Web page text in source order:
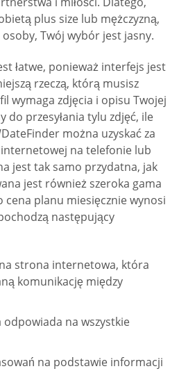
plus size lub mężczyzną,
Twój wybór jest jasny.
łatwe, ponieważ interfejs jest
rzeczą, którą musisz
wymaga zdjęcia i opisu Twojej
do przesyłania tylu zdjęć, ile
można uzyskać za
na telefonie lub
jest tak samo przydatna, jak
jest również szeroka gama
planu miesięcznie wynosi
następujący
strona internetowa, która
komunikację między
odpowiada na wszystkie
na podstawie informacji